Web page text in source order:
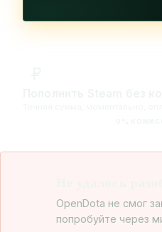
OpenDota не смог
попробуйте через